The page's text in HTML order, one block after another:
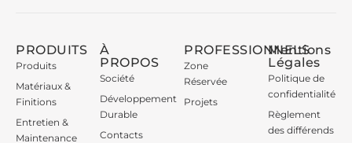
PRODUITS
Produits
Matériaux &
Finitions
Entretien &
Maintenance
À
PROPOS
Société
Développement
Durable
Contacts
PROFESSIONNELS
Zone
Réservée
Projets
Mentions
Légales
Politique de
confidentialité
Règlement
des différends